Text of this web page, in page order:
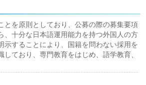
とを原則としており、公募の際の募集要項
、十分な日本語運用能力を持つ外国人の方
することにより、国籍を問わない採用を
ており、専門教育をはじめ、語学教育、